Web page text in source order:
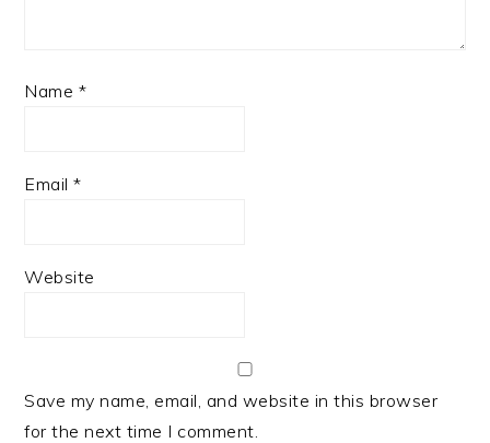
Name *
Email*
Website
Save my name, email, and website in this browser
for the next time I comment.